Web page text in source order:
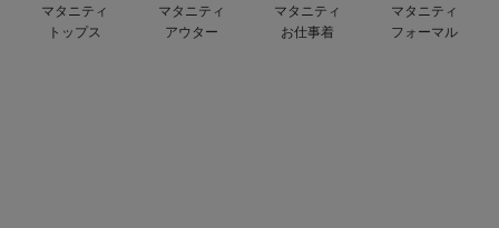
買って正解！高評価レビューアイテム
マタニティ
トップス
マタニティ
アウター
マタニティ
お仕事着
マタニティ
フォーマル